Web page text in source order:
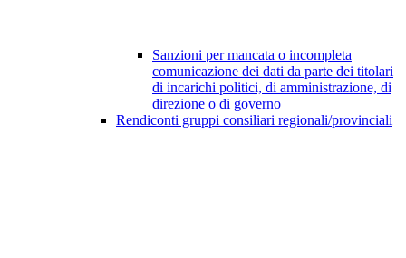
Sanzioni per mancata o incompleta
comunicazione dei dati da parte dei titolari
di incarichi politici, di amministrazione, di
direzione o di governo
Rendiconti gruppi consiliari regionali/provinciali